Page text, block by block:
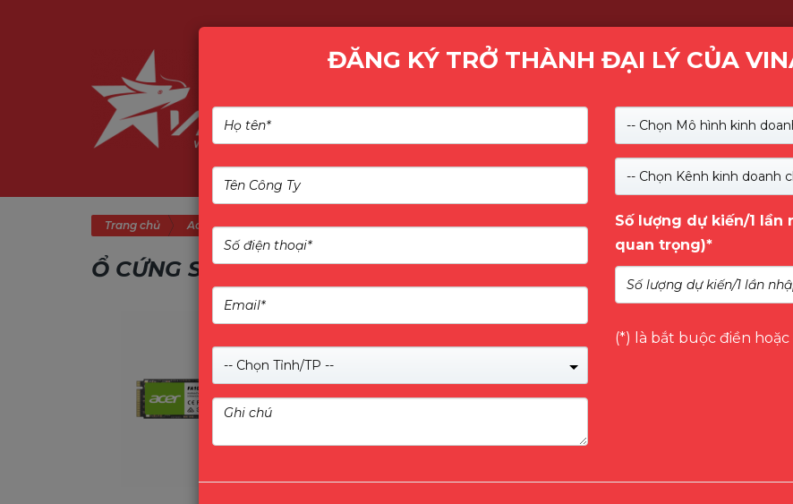
NHÃN HÀNG
Trang chủ Acer Ổ Cứng SSD
Ổ CỨNG SSD
ĐĂNG KÝ TRỞ THÀNH ĐẠI LÝ CỦA
-- Chọn Tỉnh/TP --
-- Chọn Mô hình kinh
-- Chọn Kênh kinh doanh
Số lượng dự kiến/1
quan trọng)*
(*) là bắt buộc điền